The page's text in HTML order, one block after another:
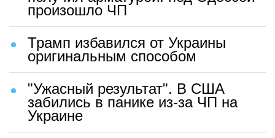
произошло ЧП
Трамп избавился от Украины
оригинальным способом
"Ужасный результат". В США
забились в панике из-за ЧП на
Украине